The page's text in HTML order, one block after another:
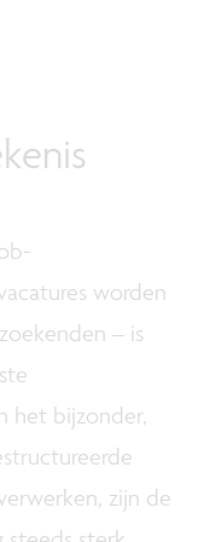
worden
– is
het bijzonder,
zijn de